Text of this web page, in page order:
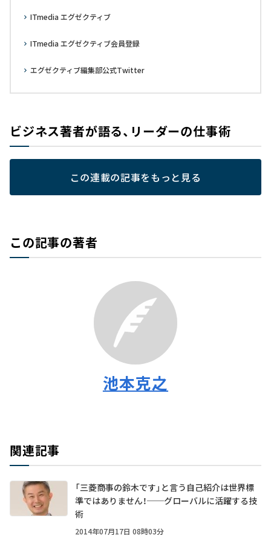
ITmedia エグゼクティブ
ITmedia エグゼクティブ会員登録
エグゼクティブ編集部公式Twitter
ビジネス著者が語る、リーダーの仕事術
この連載の記事をもっと見る
この記事の著者
池本克之
関連記事
「三菱商事の鈴木です」と言う自己紹介は世界標
準ではありません！──グローバルに活躍する技
術
2014年07月17日 08時03分